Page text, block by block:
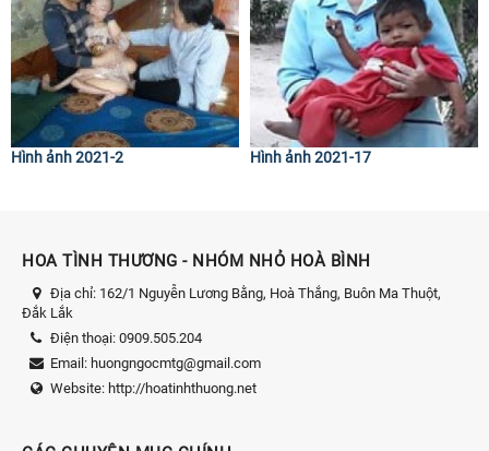
Hình ảnh 2021-2 Hình ảnh 2021-17
HOA TÌNH THƯƠNG - NHÓM NHỎ HOÀ BÌNH
Địa chỉ: 162/1 Nguyễn Lương Bằng, Hoà Thắng, Buôn Ma Thuột,
Đắk Lắk
Điện thoại: 0909.505.204
Email: huongngocmtg@gmail.com
Website: http://hoatinhthuong.net